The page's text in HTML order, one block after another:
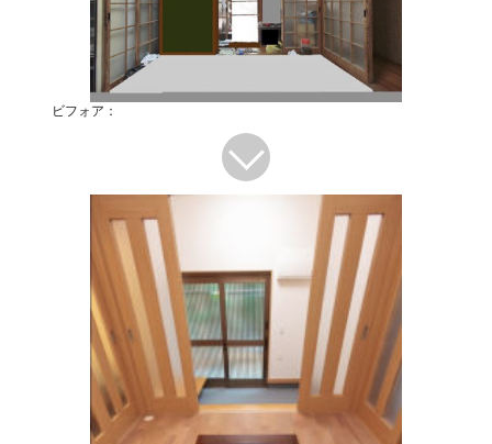
ビフォア：